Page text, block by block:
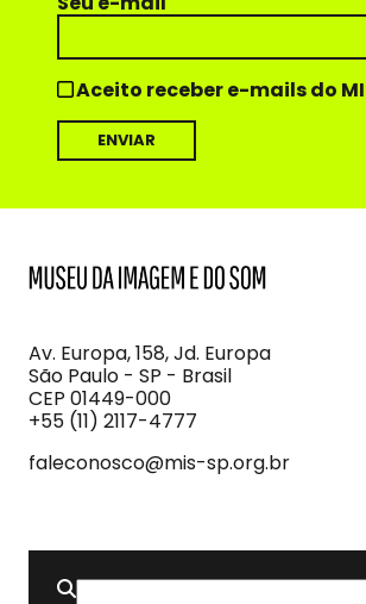
Aceito receber e-mails do
Imagem
e
do
Som
Av. Europa, 158, Jd. Europa
São Paulo - SP - Brasil
CEP 01449-000
+55 (11) 2117-4777
faleconosco@mis-sp.org.br
Buscar